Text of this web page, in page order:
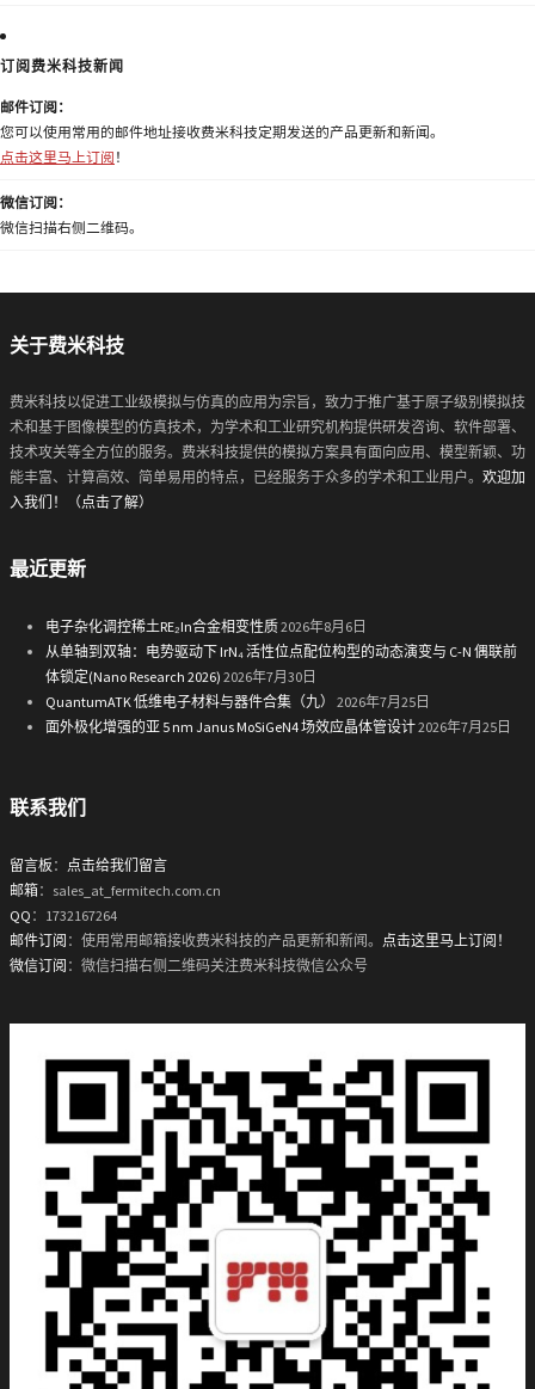
订阅费米科技新闻
邮件订阅：
您可以使用常用的邮件地址接收费米科技定期发送的产品更新和新闻。
点击这里马上订阅 ！
微信订阅：
微信扫描右侧二维码。
关于费米科技
费米科技以促进工业级模拟与仿真的应用为宗旨，致力于推广基于原子级别模拟技
术和基于图像模型的仿真技术，为学术和工业研究机构提供研发咨询、软件部署、
技术攻关等全方位的服务。费米科技提供的模拟方案具有面向应用、模型新颖、功
能丰富、计算高效、简单易用的特点，已经服务于众多的学术和工业用户。 欢迎加
入我们！（点击了解）
最近更新
电子杂化调控稀土RE₂In合金相变性质2026年8月6日
从单轴到双轴：电势驱动下 IrN₄ 活性位点配位构型的动态演变与 C-N 偶联前
体锁定(Nano Research 2026) 2026年7月30日
QuantumATK 低维电子材料与器件合集（九）
2026年7月25日
面外极化增强的亚 5 nm Janus MoSiGeN4 场效应晶体管设计2026年7月25日
联系我们
留言板 ： 点击给我们留言
邮箱：sales_at_fermitech.com.cn
QQ ：1732167264
邮件订阅 ：使用常用邮箱接收费米科技的产品更新和新闻。 点击这里马上订阅！
微信订阅 ：微信扫描右侧二维码关注费米科技微信公众号